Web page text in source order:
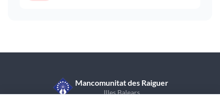
Mancomunitat des Raiguer
Illes Balears